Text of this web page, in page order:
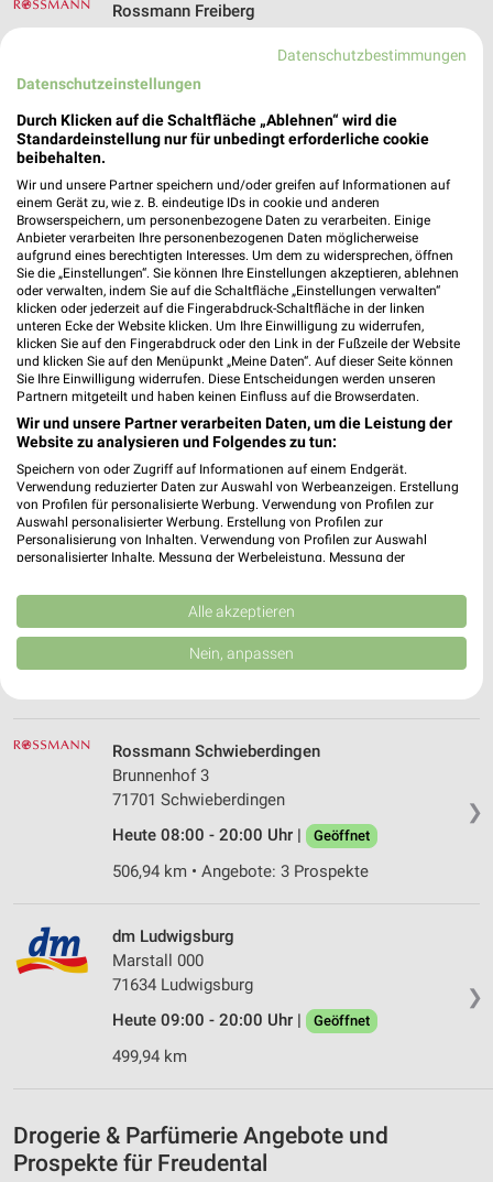
Rossmann Freiberg
Heute 08:00 - 19:00 Uhr |
496,59 km • Angebote: 3 Prospekte
dm Asperg
Eglosheimer Straße 75
71679 Asperg
Heute 08:00 - 20:00 Uhr | Geöffnet
501,42 km
Rossmann Möglingen
Ludwigsburger Str. 52
71696 Möglingen
Heute 08:00 - 20:00 Uhr | Geöffnet
503,39 km • Angebote: 3 Prospekte
❯
dm Murr
Im Langen Feld 3
71711 Murr
Heute 08:00 - 21:00 Uhr |
❯
Rossmann Schwieberdingen
Brunnenhof 3
71701 Schwieberdingen
Heute 08:00 - 20:00 Uhr |
Geöffnet
506,94 km • Angebote: 3 Prospekte
❯
dm Ludwigsburg
Marstall 000
71634 Ludwigsburg
Heute 09:00 - 20:00 Uhr |
Geöffnet
499,94 km
Drogerie & Parfümerie Angebote und
Prospekte für Freudental
Datenschutzbestimmungen
Datenschutzeinstellungen
Durch Klicken auf die Schaltfläche „Ablehnen“ wird die
Standardeinstellung nur für unbedingt erforderliche cookie
beibehalten.
Wir und unsere Partner speichern und/oder greifen auf Informationen auf
einem Gerät zu, wie z. B. eindeutige IDs in cookie und anderen
Browserspeichern, um personenbezogene Daten zu verarbeiten. Einige
Anbieter verarbeiten Ihre personenbezogenen Daten möglicherweise
aufgrund eines berechtigten Interesses. Um dem zu widersprechen, öffnen
Sie die „Einstellungen“. Sie können Ihre Einstellungen akzeptieren, ablehnen
oder verwalten, indem Sie auf die Schaltfläche „Einstellungen verwalten“
klicken oder jederzeit auf die Fingerabdruck-Schaltfläche in der linken
unteren Ecke der Website klicken. Um Ihre Einwilligung zu widerrufen,
klicken Sie auf den Fingerabdruck oder den Link in der Fußzeile der Website
und klicken Sie auf den Menüpunkt „Meine Daten“. Auf dieser Seite können
Sie Ihre Einwilligung widerrufen. Diese Entscheidungen werden unseren
Partnern mitgeteilt und haben keinen Einfluss auf die Browserdaten.
Wir und unsere Partner verarbeiten Daten, um die Leistung der
Website zu analysieren und Folgendes zu tun:
Speichern von oder Zugriff auf Informationen auf einem Endgerät.
Verwendung reduzierter Daten zur Auswahl von Werbeanzeigen. Erstellung
von Profilen für personalisierte Werbung. Verwendung von Profilen zur
Auswahl personalisierter Werbung. Erstellung von Profilen zur
Personalisierung von Inhalten. Verwendung von Profilen zur Auswahl
personalisierter Inhalte. Messung der Werbeleistung. Messung der
Kombinationen von Daten aus verschiedenen Quellen. Entwicklung und
Verbesserung der Angebote. Verwendung reduzierter Daten zur Auswahl
von Inhalten.
Daten können außerhalb der Europäischen Union weitergegeben und in die
Website/App.
Speichern von oder Zugriff auf Informationen
auf einem Endgerät
Verwendung reduzierter Daten zur Auswahl von
Erstellung von Profilen für personalisierte
Werbung
Verwendung von Profilen zur Auswahl
Verwendung von Profilen zur Auswahl
personalisierter Inhalte
Alle akzeptieren
Nein, anpassen